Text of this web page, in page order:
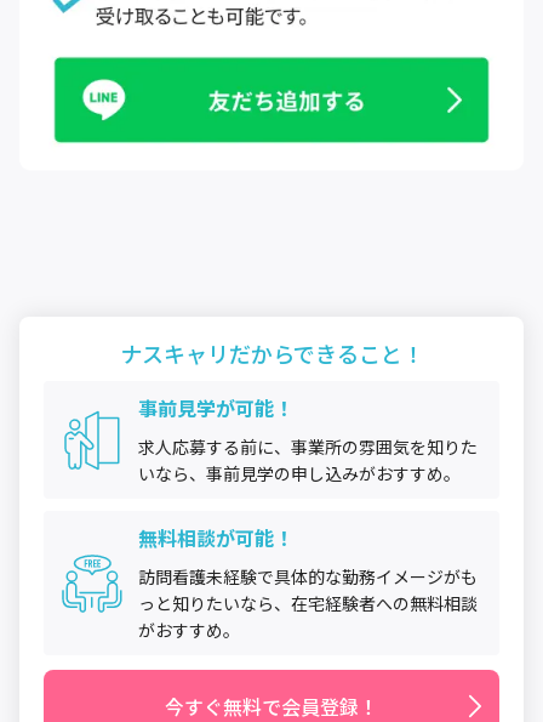
ナスキャリだからできること！
事前見学が可能！
求人応募する前に、事業所の雰囲気を知りた
いなら、事前見学の申し込みがおすすめ。
無料相談が可能！
訪問看護未経験で具体的な勤務イメージがも
っと知りたいなら、在宅経験者への無料相談
がおすすめ。
今すぐ無料で会員登録！